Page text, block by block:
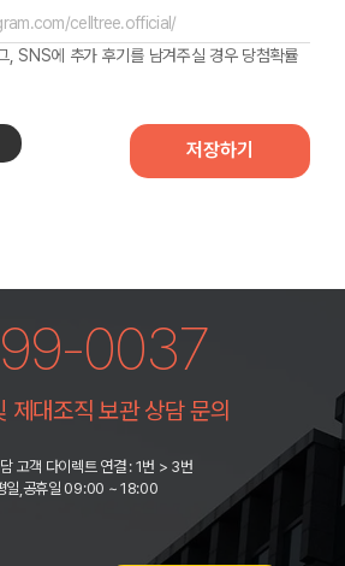
, SNS에 추가 후기를 남겨주실 경우 당첨확률
저장하기
0037
제대조직 보관 상담 문의
고객 다이렉트 연결 : 1번 > 3번
일,공휴일 09:00 ~ 18:00